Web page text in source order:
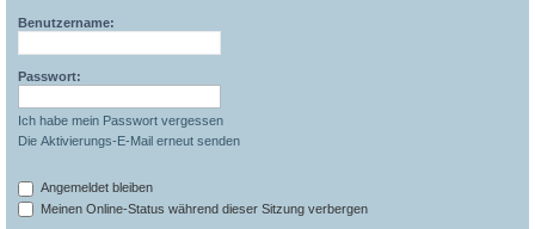
Benutzername:
Passwort:
Ich habe mein Passwort vergessen
Die Aktivierungs-E-Mail erneut senden
Angemeldet bleiben
Meinen Online-Status während dieser Sitzung verbergen